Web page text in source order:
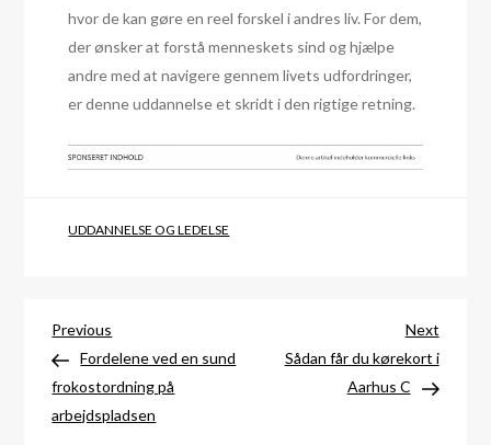
hvor de kan gøre en reel forskel i andres liv. For dem,
der ønsker at forstå menneskets sind og hjælpe
andre med at navigere gennem livets udfordringer,
er denne uddannelse et skridt i den rigtige retning.
UDDANNELSE OG LEDELSE
Indlægsnavigation
Previous
Post
Previous
Fordelene ved en sund
frokostordning på
arbejdspladsen
Next
Post
Next
Sådan får du kørekort i
Aarhus C